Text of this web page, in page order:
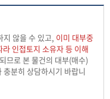
지 않을 수 있고, 이미 대부중
인접토지 소유자 등 이해
되므로 본 물건의 대부(매수)
분히 상담하시기 바랍니